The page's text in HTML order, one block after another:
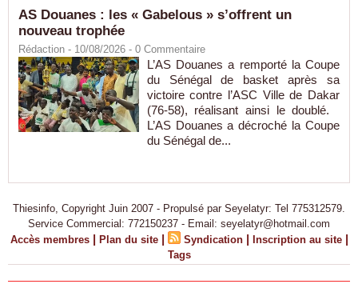
AS Douanes : les « Gabelous » s’offrent un
nouveau trophée
Rédaction - 10/08/2026 - 0 Commentaire
L’AS Douanes a remporté la Coupe
du Sénégal de basket après sa
victoire contre l’ASC Ville de Dakar
(76-58), réalisant ainsi le doublé.
L’AS Douanes a décroché la Coupe
du Sénégal de...
Thiesinfo, Copyright Juin 2007 - Propulsé par Seyelatyr: Tel 775312579.
Service Commercial: 772150237 - Email: seyelatyr@hotmail.com
Accès membres | Plan du site | Syndication | Inscription au site |
Tags